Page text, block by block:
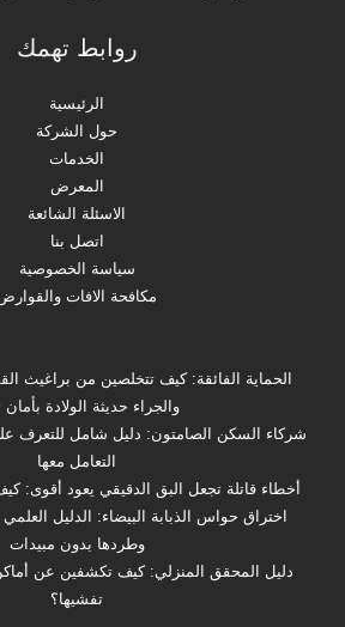
روابط تهمك
الرئيسية
حول الشركة
الخدمات
المعرض
الاسئلة الشائعة
اتصل بنا
سياسة الخصوصية
مكافحة الافات
الحماية الفائقة: كيف تتخلصين من براغيث
والجراء حديثة الولادة بأمان
شركاء السكن الصامتون: دليل شامل للتعرف
التعامل معها
أخطاء قاتلة تجعل البق الدقيقي يعود أقوى: كيف
اختراق حواس الذبابة البيضاء: الدليل
وطردها بدون مبيدات
دليل المحقق المنزلي: كيف تكشفين عن
تفشيها؟